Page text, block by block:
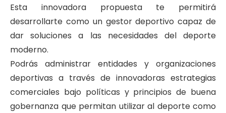
Esta innovadora propuesta te permitirá
desarrollarte como un gestor deportivo capaz de
dar soluciones a las necesidades del deporte
moderno.
Podrás administrar entidades y organizaciones
deportivas a través de innovadoras estrategias
comerciales bajo políticas y principios de buena
gobernanza que permitan utilizar al deporte como